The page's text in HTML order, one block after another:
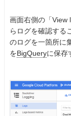
画面右側の「View
らログを確認する
のログを一箇所に
をBigQueryに保存